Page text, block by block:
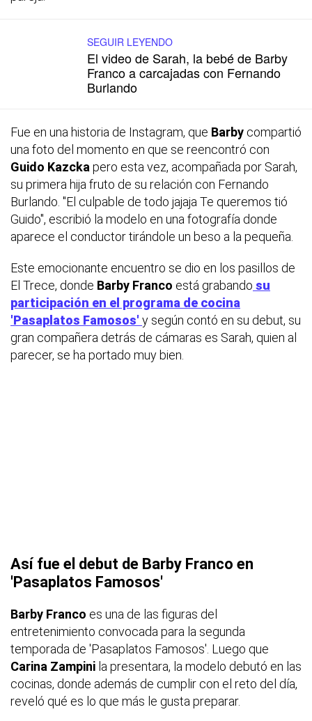
SEGUIR LEYENDO
El video de Sarah, la bebé de Barby
Franco a carcajadas con Fernando
Burlando
Fue en una historia de Instagram, que Barby compartió
una foto del momento en que se reencontró con
Guido Kazcka pero esta vez, acompañada por Sarah,
su primera hija fruto de su relación con Fernando
Burlando. "El culpable de todo jajaja Te queremos tió
Guido", escribió la modelo en una fotografía donde
aparece el conductor tirándole un beso a la pequeña.
Este emocionante encuentro se dio en los pasillos de
El Trece, donde Barby Franco está grabando su
participación en el programa de cocina
'Pasaplatos Famosos' y según contó en su debut, su
gran compañera detrás de cámaras es Sarah, quien al
parecer, se ha portado muy bien.
Así fue el debut de Barby Franco en
'Pasaplatos Famosos'
Barby Franco es una de las figuras del
entretenimiento convocada para la segunda
temporada de 'Pasaplatos Famosos'. Luego que
Carina Zampini la presentara, la modelo debutó en las
cocinas, donde además de cumplir con el reto del día,
reveló qué es lo que más le gusta preparar.